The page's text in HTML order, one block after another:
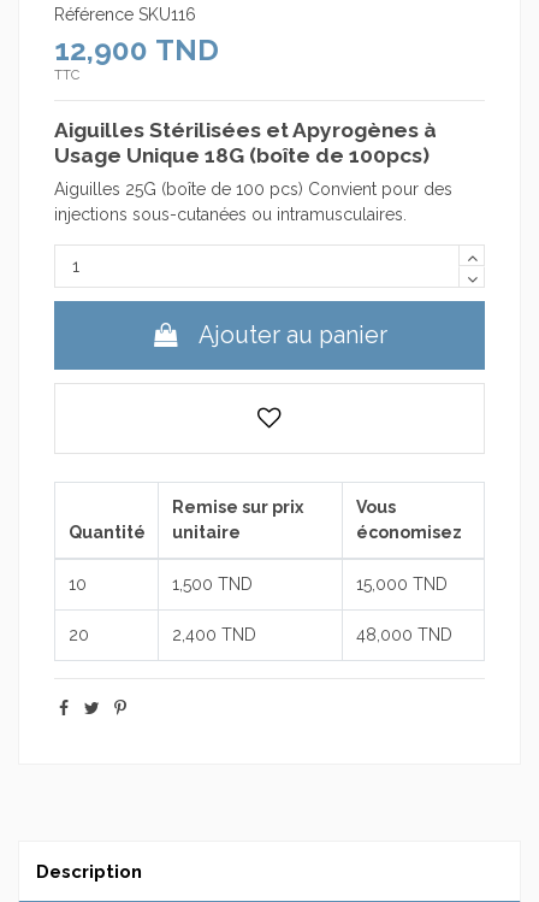
Référence SKU116
12,900 TND
TTC
Aiguilles Stérilisées et Apyrogènes à
Usage Unique 18G (boîte de 100pcs)
Aiguilles 25G (boîte de 100 pcs) Convient pour des
injections sous-cutanées ou intramusculaires.
Ajouter au panier
Quantité
Remise sur prix
unitaire
Vous
économisez
10 1,500 TND 15,000 TND
20 2,400 TND 48,000 TND
Description